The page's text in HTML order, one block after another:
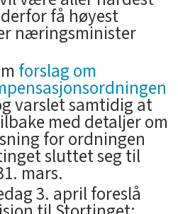
få høyest
næringsminister
forslag om
varslet samtidig at
med detaljer om
for ordningen
sluttet seg til
mars.
3. april foreslå